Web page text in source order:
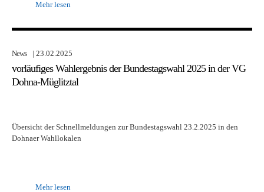
Mehr lesen
News | 23.02.2025
vorläufiges Wahlergebnis der Bundestagswahl 2025 in der VG
Dohna-Müglitztal
Übersicht der Schnellmeldungen zur Bundestagswahl 23.2.2025 in den
Dohnaer Wahllokalen
Mehr lesen